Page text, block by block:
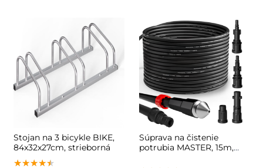
Stojan na 3 bicykle BIKE,
84x32x27cm, strieborná
★★★★★
★★★★★
★★★★★
Súprava na čistenie
potrubia MASTER, 15m,